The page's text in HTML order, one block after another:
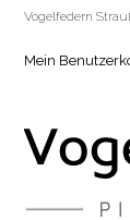
Vogelfedern
Mein